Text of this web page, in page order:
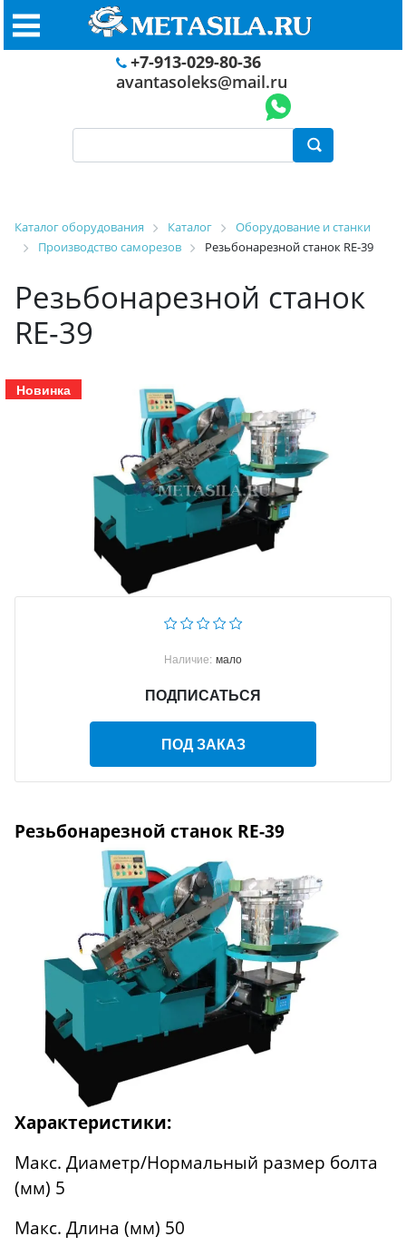
+7-913-029-80-36
avantasoleks@mail.ru
Каталог оборудования Каталог
Оборудование и станки
Производство саморезов
Резьбонарезной станок RE-39
Резьбонарезной станок
RE-39
Новинка
Наличие: мало
ПОДПИСАТЬСЯ
ПОД ЗАКАЗ
Резьбонарезной станок RE-39
Характеристики:
Макс. Диаметр/Нормальный размер болта
(мм) 5
Макс. Длина (мм) 50